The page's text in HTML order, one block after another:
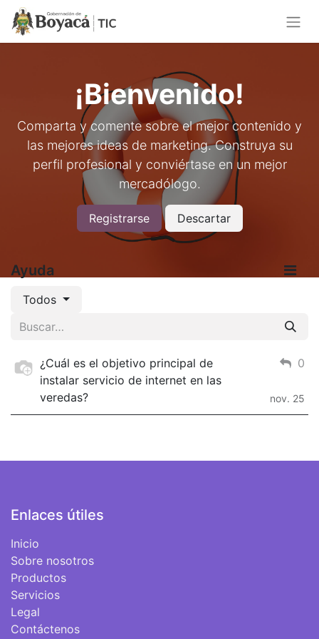
¡Bienvenido!
Comparta y comente sobre el mejor contenido y
las mejores ideas de marketing. Construya su
perfil profesional y conviértase en un mejor
mercadólogo.
Registrarse Descartar
Ayuda
Todos
¿Cuál es el objetivo principal de
instalar servicio de internet en las
veredas?
0
nov. 25
Enlaces útiles
Inicio
Sobre nosotros
Productos
Servicios
Legal
Contáctenos